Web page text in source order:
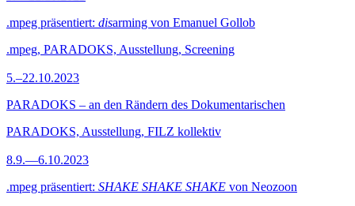
.mpeg präsentiert: disarming von Emanuel Gollob
.mpeg, PARADOKS, Ausstellung, Screening
5.–22.10.2023
PARADOKS – an den Rändern des Dokumentarischen
PARADOKS, Ausstellung, FILZ kollektiv
8.9.—6.10.2023
.mpeg präsentiert: SHAKE SHAKE SHAKE von Neozoon